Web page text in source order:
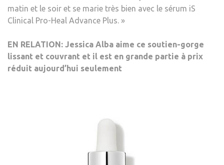
matin et le soir et se marie très bien avec le sérum iS
Clinical Pro-Heal Advance Plus. »
EN RELATION: Jessica Alba aime ce soutien-gorge
lissant et couvrant et il est en grande partie à prix
réduit aujourd’hui seulement